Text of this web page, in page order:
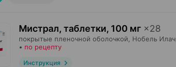
Мистрал, таблетки, 100 мг ×28
покрытые пленочной оболочкой, Нобель Илач
• по рецепту
Инструкция